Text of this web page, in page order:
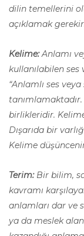
dilin temellerini
açıklamak
Kelime:Anlamı
kullanılabilen
“Anlamlı ses
birlikleridir.
Dışarıda bir
Kelime
Terim:Bir bilim,
kavramı
anlamları dar ve
ya da meslek